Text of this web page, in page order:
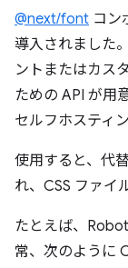
@next/font コン
導入されました
ントまたはカス
ための API が用
セルフホスティ
使用すると、代
れ、CSS ファイ
たとえば、
常、次のように